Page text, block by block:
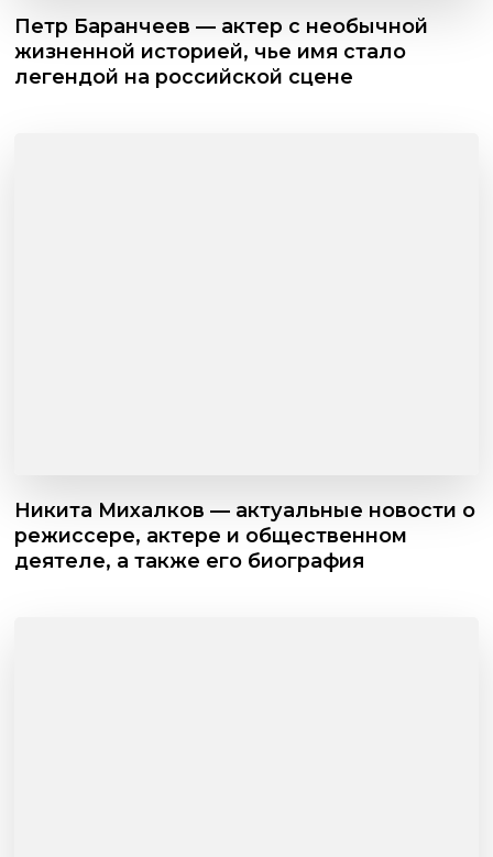
Петр Баранчеев — актер с необычной
жизненной историей, чье имя стало
легендой на российской сцене
Никита Михалков — актуальные новости о
режиссере, актере и общественном
деятеле, а также его биография